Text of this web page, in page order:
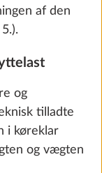
af den
og
tilladte
i køreklar
og vægten